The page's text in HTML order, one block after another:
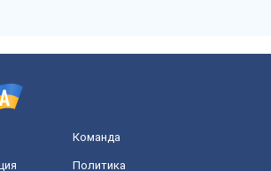
Команда
Политика